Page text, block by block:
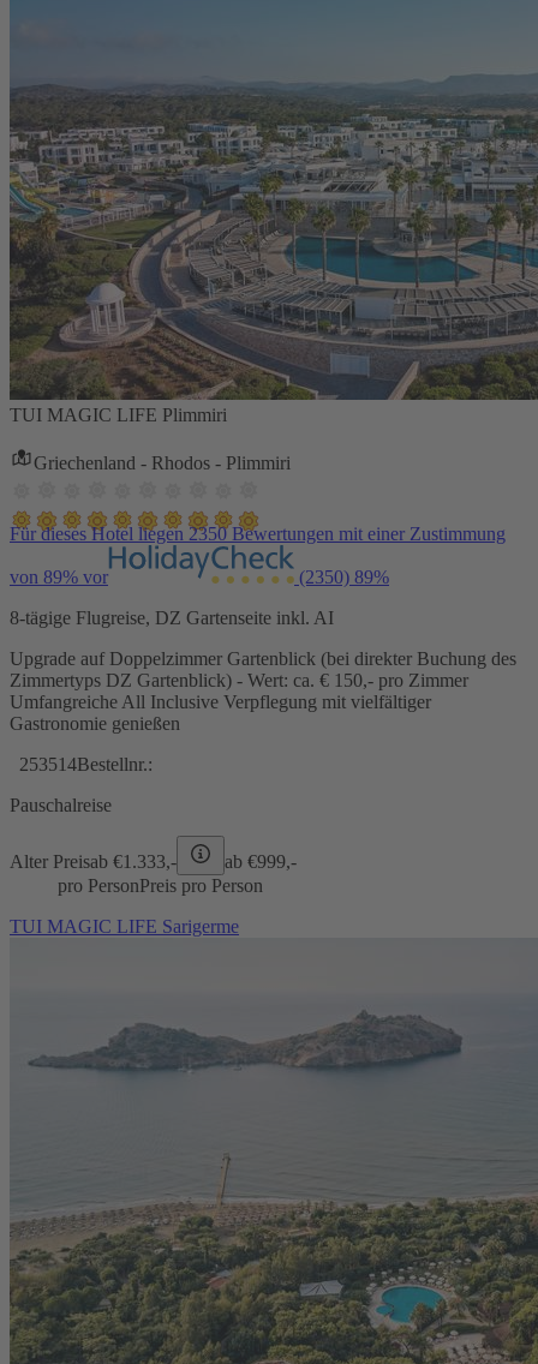
TUI MAGIC LIFE Plimmiri
Griechenland - Rhodos - Plimmiri
Für dieses Hotel liegen 2350 Bewertungen mit einer Zustimmung
von 89% vor (2350) 89%
8-tägige Flugreise, DZ Gartenseite inkl. AI
Upgrade auf Doppelzimmer Gartenblick (bei direkter Buchung des
Zimmertyps DZ Gartenblick) - Wert: ca. € 150,- pro Zimmer
Umfangreiche All Inclusive Verpflegung mit vielfältiger
Gastronomie genießen
253514Bestellnr.:
Pauschalreise
Alter Preisab €1.333,- ab €999,-
pro PersonPreis pro Person
TUI MAGIC LIFE Sarigerme